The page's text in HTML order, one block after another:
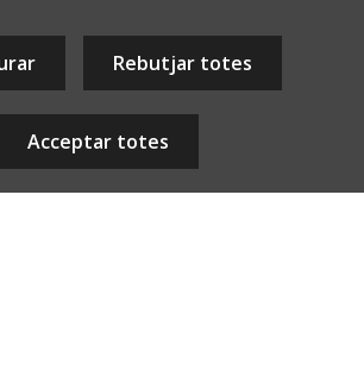
Rebutjar totes
Acceptar totes
-
Contacte
- dl a dv de 9 a 13h
CAT